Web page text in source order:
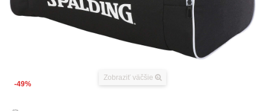
Zobraziť väčšie
-49%